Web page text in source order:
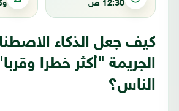
12:30 ص
كيف جعل الذكاء
الجريمة "أكثر خطرا
الناس؟